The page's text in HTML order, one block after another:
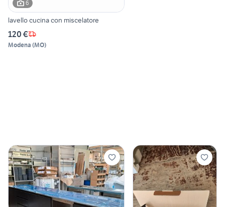
6
lavello cucina con miscelatore
120 €
Modena (MO)